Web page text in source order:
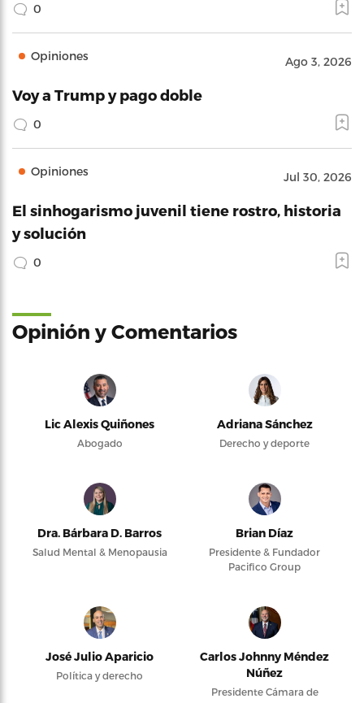
0
Opiniones Ago 3, 2026
Voy a Trump y pago doble
0
Opiniones Jul 30, 2026
El sinhogarismo juvenil tiene rostro, historia
y solución
0
Opinión y Comentarios
Lic Alexis Quiñones
Abogado
Adriana Sánchez
Derecho y deporte
Dra. Bárbara D. Barros
Salud Mental & Menopausia
Brian Díaz
Presidente & Fundador
Pacifico Group
José Julio Aparicio
Política y derecho
Carlos Johnny Méndez
Núñez
Presidente Cámara de